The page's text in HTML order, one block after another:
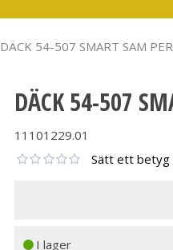
DÄCK 54-507 SMART SAM
DÄCK 54-507
11101229.01
Sätt ett betyg
I lager